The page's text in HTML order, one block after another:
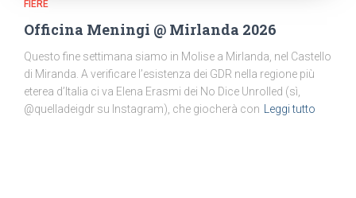
FIERE
Officina Meningi @ Mirlanda 2026
Questo fine settimana siamo in Molise a Mirlanda, nel Castello
di Miranda. A verificare l’esistenza dei GDR nella regione più
eterea d’Italia ci va Elena Erasmi dei No Dice Unrolled (sì,
@quelladeigdr su Instagram), che giocherà con
Leggi tutto